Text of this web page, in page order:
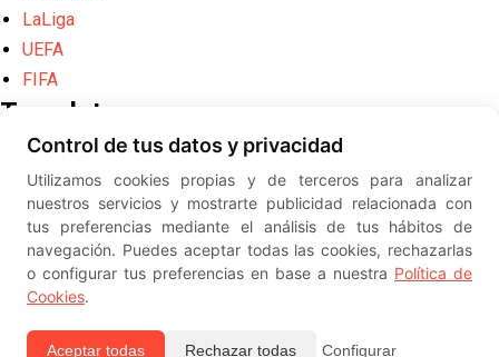
LaLiga
UEFA
FIFA
Translate
Powered by
Translate
Diseño web creado por Erick
© ElSevillista.es - Información sobre
el Sevilla FC, Sevilla Atlético, Sevilla Femenino y su Cantera
-- --
Control de tus datos y privacidad
Utilizamos cookies propias y de terceros para analizar
nuestros servicios y mostrarte publicidad relacionada con
tus preferencias mediante el análisis de tus hábitos de
navegación. Puedes aceptar todas las cookies, rechazarlas
o configurar tus preferencias en base a nuestra Política de
Cookies.
Aceptar todas Rechazar todas Configurar
2026